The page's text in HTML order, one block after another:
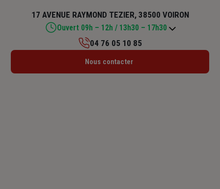
17 AVENUE RAYMOND TEZIER, 38500 VOIRON
Ouvert 09h – 12h / 13h30 – 17h30
Lundi : 09h – 12h / 13h30 – 17h30
04 76 05 10 85
Nous contacter